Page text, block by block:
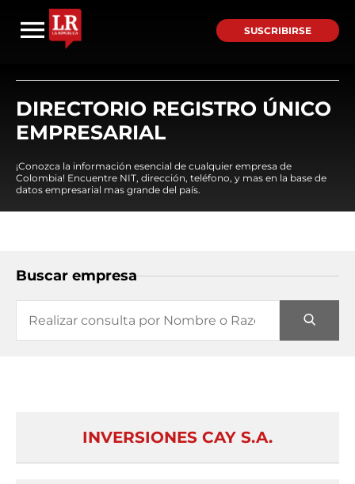
SUSCRIBIRSE
DIRECTORIO REGISTRO ÚNICO
EMPRESARIAL
¡Conozca la información esencial de cualquier empresa de
Colombia! Encuentre NIT, dirección, teléfono, y mas en la base de
datos empresarial mas grande del país.
Buscar empresa
INVERSIONES CAY S.A.